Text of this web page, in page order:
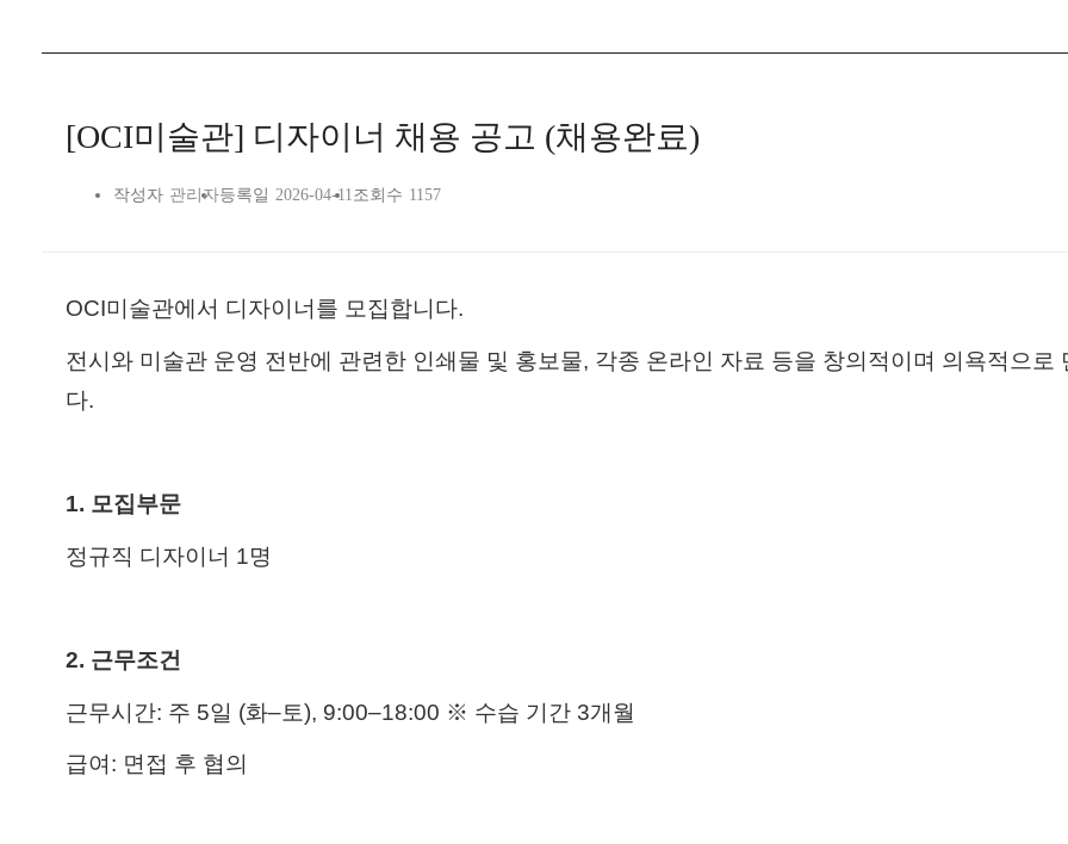
[OCI미술관] 디자이너 채용 공고 (채용완료)
작성자 관리자등록일 2026-04-11조회수 1157
OCI미술관에서 디자이너를 모집합니다.
전시와 미술관 운영 전반에 관련한 인쇄물 및 홍보물, 각종 온라인 자료 등을 창의적이며 의욕적으
다.
1. 모집부문
정규직 디자이너 1명
2. 근무조건
근무시간: 주 5일 (화–토), 9:00–18:00 ※ 수습 기간 3개월
급여 : 면접 후 협의